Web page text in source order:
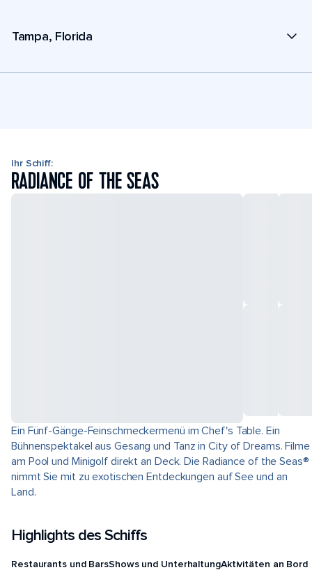
Tampa, Florida
Ihr Schiff:
RADIANCE OF THE SEAS
Ein Fünf-Gänge-Feinschmeckermenü im Chef's Table. Ein
Bühnenspektakel aus Gesang und Tanz in City of Dreams. Filme
am Pool und Minigolf direkt an Deck. Die Radiance of the Seas®
nimmt Sie mit zu exotischen Entdeckungen auf See und an
Land.
Highlights des Schiffs
Restaurants und BarsShows und UnterhaltungAktivitäten an Bord